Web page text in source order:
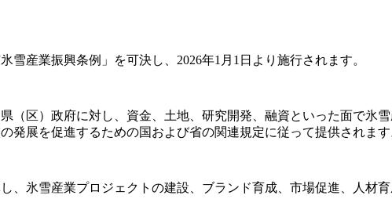
産業振興条例」を可決し、2026年1月1日より施行されます。
（区）政府に対し、資金、土地、研究開発、融資といった面で氷
展を促進するための国および省の関連規定に従って提供されます
氷雪産業プロジェクトの建設、ブランド育成、市場促進、人材育